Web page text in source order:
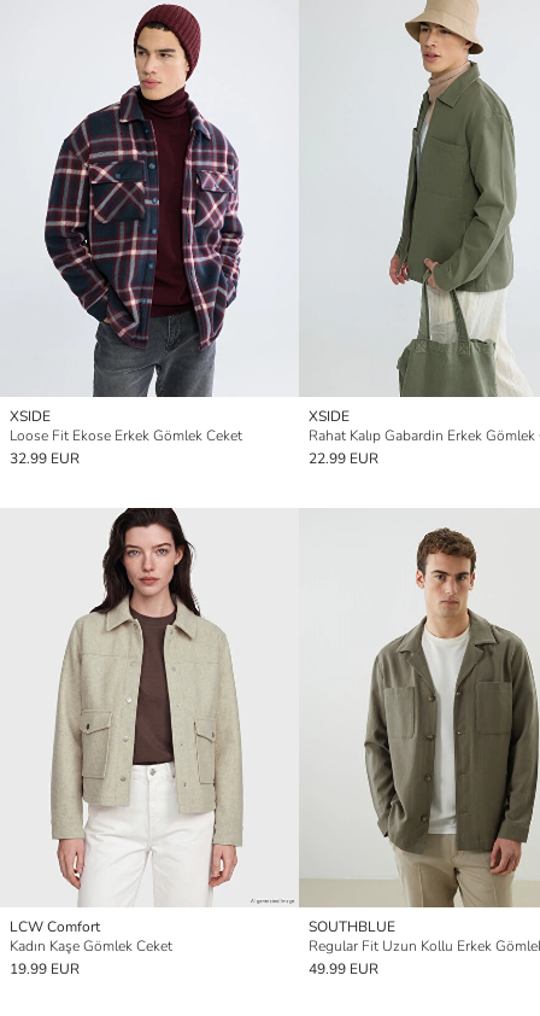
XSIDE
Loose Fit Ekose Erkek Gömlek Ceket
32.99 EUR
XSIDE
Rahat Kalıp Gabardin Erkek Gömlek
22.99 EUR
LCW Comfort
Kadın Kaşe Gömlek Ceket
19.99 EUR
SOUTHBLUE
Regular Fit Uzun Kollu Erkek
49.99 EUR